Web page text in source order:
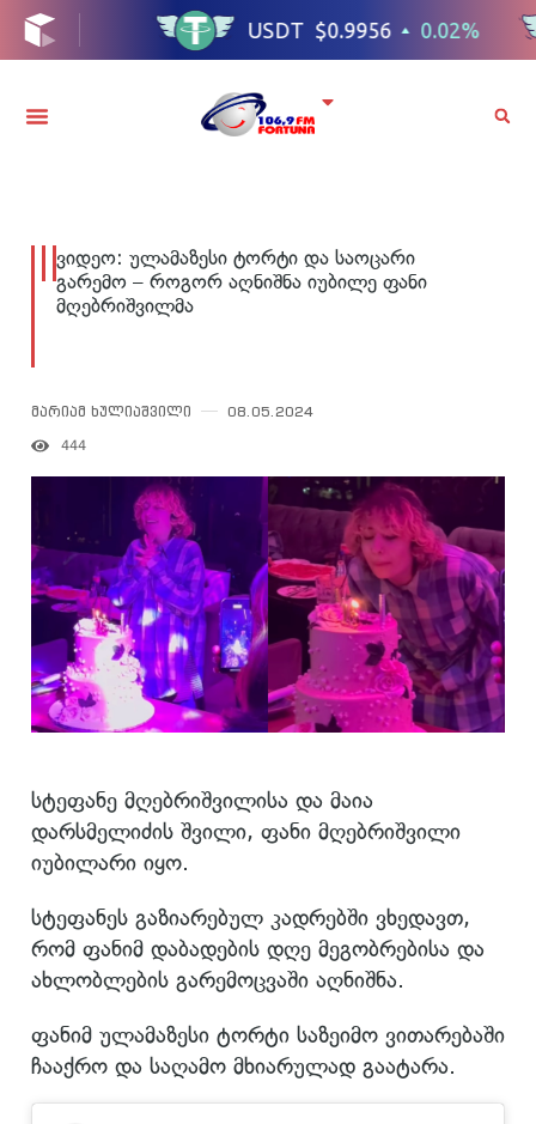
ვიდეო: ულამაზესი ტორტი და საოცარი
გარემო – როგორ აღნიშნა იუბილე ფანი
მღებრიშვილმა
მარიამ ხულიაშვილი 08.05.2024
444
სტეფანე მღებრიშვილისა და მაია
დარსმელიძის შვილი, ფანი მღებრიშვილი
იუბილარი იყო.
სტეფანეს გაზიარებულ კადრებში ვხედავთ,
რომ ფანიმ დაბადების დღე მეგობრებისა და
ახლობლების გარემოცვაში აღნიშნა.
ფანიმ ულამაზესი ტორტი საზეიმო ვითარებაში
ჩააქრო და საღამო მხიარულად გაატარა.